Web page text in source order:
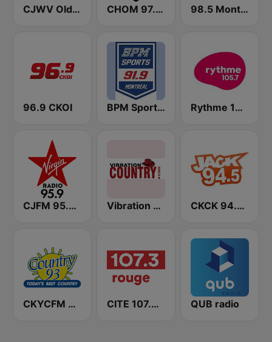
CJWV Oldies 96.7 FM CHOM 97.7 FM 98.5 Montréal
96.9 CKOI BPM Sports 91.9 FM Rythme 105.7 FM
CJFM 95.9 Virgin Radio Montreal Vibration Country CKCK 94.5 Jack FM
CKYCFM Country 93.7 FM CITE 107.3 Rouge FM QUB radio